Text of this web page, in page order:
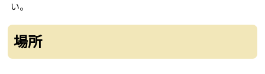
い。
場所